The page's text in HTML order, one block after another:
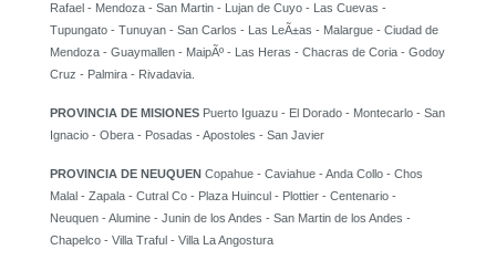
Rafael - Mendoza - San Martin - Lujan de Cuyo - Las Cuevas -
Tupungato - Tunuyan - San Carlos - Las LeÃ±as - Malargue - Ciudad de
Mendoza - Guaymallen - MaipÃº - Las Heras - Chacras de Coria - Godoy
Cruz - Palmira - Rivadavia.
PROVINCIA DE MISIONES Puerto Iguazu - El Dorado - Montecarlo - San
Ignacio - Obera - Posadas - Apostoles - San Javier
PROVINCIA DE NEUQUEN Copahue - Caviahue - Anda Collo - Chos
Malal - Zapala - Cutral Co - Plaza Huincul - Plottier - Centenario -
Neuquen - Alumine - Junin de los Andes - San Martin de los Andes -
Chapelco - Villa Traful - Villa La Angostura